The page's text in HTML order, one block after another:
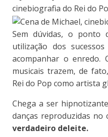
Sem dúvidas, o ponto
utilização dos
acompanhar o enredo.
musicais trazem, de
Rei do Pop como artista
Chega a ser
danças reproduzidas no
verdadeiro deleite.